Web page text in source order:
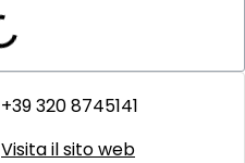
+39 320 8745141
Visita il sito web